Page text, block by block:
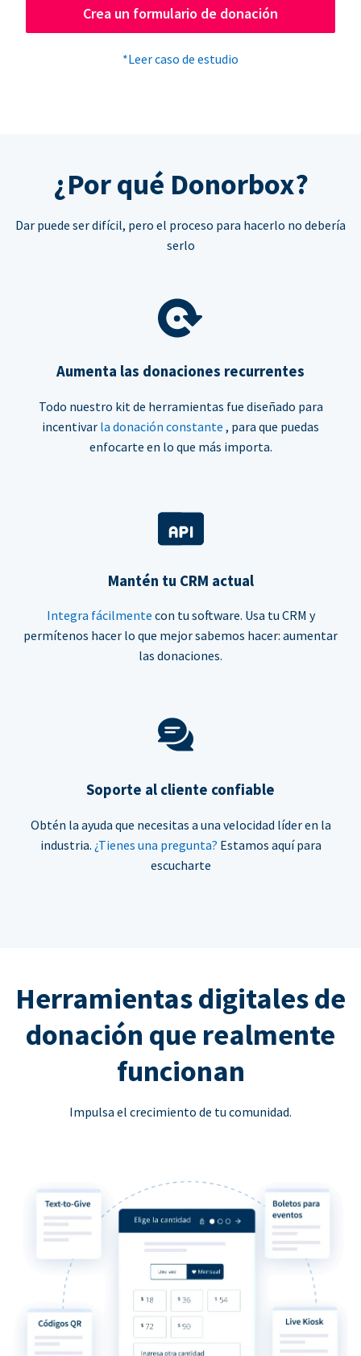
Crea un formulario de donación
*Leer caso de estudio
¿Por qué Donorbox?
Dar puede ser difícil, pero el proceso para hacerlo no debería
serlo
Aumenta las donaciones recurrentes
Todo nuestro kit de herramientas fue diseñado para
incentivar la donación constante , para que puedas
enfocarte en lo que más importa.
Mantén tu CRM actual
Integra fácilmente con tu software. Usa tu CRM y
permítenos hacer lo que mejor sabemos hacer: aumentar
las donaciones.
Soporte al cliente confiable
Obtén la ayuda que necesitas a una velocidad líder en la
industria. ¿Tienes una pregunta? Estamos aquí para
escucharte
Herramientas digitales de
donación que realmente
funcionan
Impulsa el crecimiento de tu comunidad.